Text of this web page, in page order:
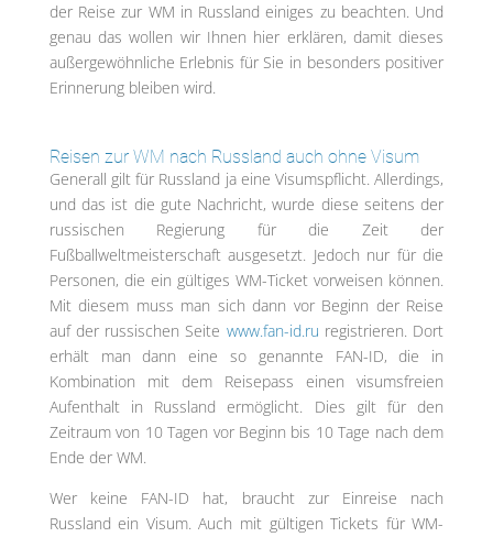
der Reise zur WM in Russland einiges zu beachten. Und
genau das wollen wir Ihnen hier erklären, damit dieses
außergewöhnliche Erlebnis für Sie in besonders positiver
Erinnerung bleiben wird.
Reisen zur WM nach Russland auch ohne Visum
Generall gilt für Russland ja eine Visumspflicht. Allerdings,
und das ist die gute Nachricht, wurde diese seitens der
russischen Regierung für die Zeit der
Fußballweltmeisterschaft ausgesetzt. Jedoch nur für die
Personen, die ein gültiges WM-Ticket vorweisen können.
Mit diesem muss man sich dann vor Beginn der Reise
auf der russischen Seite www.fan-id.ru registrieren. Dort
erhält man dann eine so genannte FAN-ID, die in
Kombination mit dem Reisepass einen visumsfreien
Aufenthalt in Russland ermöglicht. Dies gilt für den
Zeitraum von 10 Tagen vor Beginn bis 10 Tage nach dem
Ende der WM.
Wer keine FAN-ID hat, braucht zur Einreise nach
Russland ein Visum. Auch mit gültigen Tickets für WM-